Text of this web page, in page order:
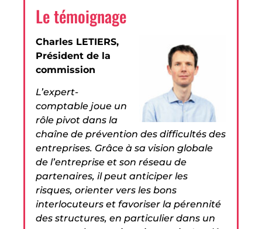
Le témoignage
Charles LETIERS,
Président de la
commission
L’expert-
comptable joue un
rôle pivot dans la
chaîne de prévention des difficultés des
entreprises. Grâce à sa vision globale
de l’entreprise et son réseau de
partenaires, il peut anticiper les
risques, orienter vers les bons
interlocuteurs et favoriser la pérennité
des structures, en particulier dans un